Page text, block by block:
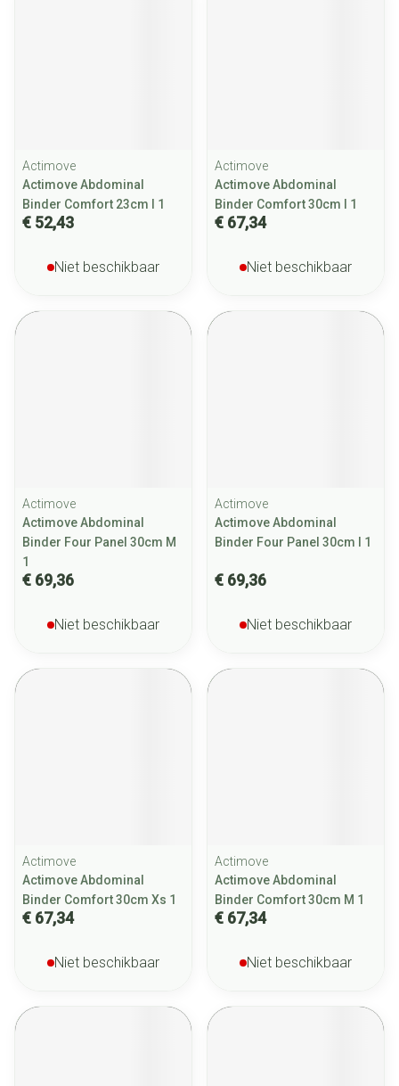
Actimove
Actimove Abdominal
Binder Comfort 23cm l 1
€ 52,43
Niet beschikbaar
Actimove
Actimove Abdominal
Binder Comfort 30cm l 1
€ 67,34
Niet beschikbaar
Actimove
Actimove Abdominal
Binder Four Panel 30cm M
1
€ 69,36
Niet beschikbaar
Actimove
Actimove Abdominal
Binder Four Panel 30cm l 1
€ 69,36
Niet beschikbaar
Actimove
Actimove Abdominal
Binder Comfort 30cm Xs 1
€ 67,34
Niet beschikbaar
Actimove
Actimove Abdominal
Binder Comfort 30cm M 1
€ 67,34
Niet beschikbaar